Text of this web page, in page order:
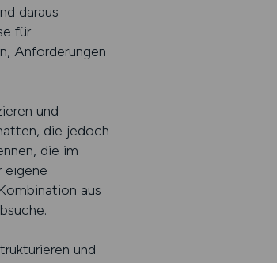
daraus
für
Anforderungen
und
die jedoch
die im
eigene
aus
und